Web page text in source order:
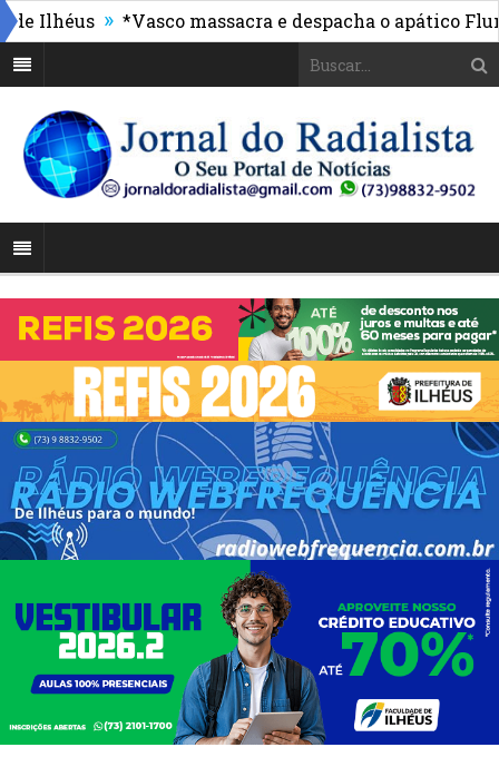
» *Vasco massacra e despacha o apático